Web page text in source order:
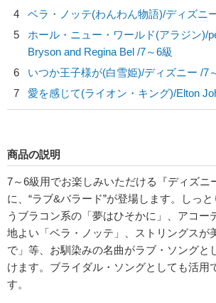
4
ベラ・ノッテ(わんわん物語)/ディズニ
5
ホール・ニュー・ワールド(アラジン)/
Bryson and Regina Bel /7～6級
6
いつか王子様が(白雪姫)/ディズニー /7
7
愛を感じて(ライオン・キング)/Elton
商品の説明
7～6級用でお楽しみいただける『ディズニ
に、“ラブ&バラード”が登場します。しっ
うブラコン系の「夢はひそかに」、アコー
地よい「ベラ・ノッテ」、ストリングスが
で」等、お馴染みの名曲がラブ・ソングと
けます。ブライダル・ソングとしても活用
す。